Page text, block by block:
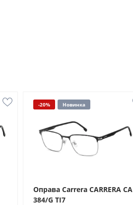
-20% Новинка
Оправа Carrera CARRERA CA
384/G TI7